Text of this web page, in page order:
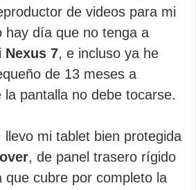
de videos para mi
hay día que no tenga a
Nexus 7, e incluso ya he
de 13 meses a
pantalla no debe tocarse.
llevo mi tablet bien protegida
, de panel trasero rígido
que cubre por completo la